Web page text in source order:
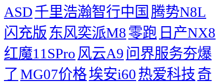
ASD千里浩瀚智行中国 腾势N8L
闪充版 东风奕派M8零跑 日产NX8
红魔11SPro 风云A9 问界服务夯爆
了 MG07价格埃安i60热爱科技奇